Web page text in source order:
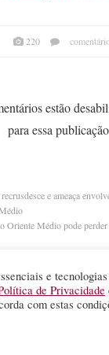
220
estão
para essa publicação
e ameaça
Oriente Médio pode
. Todos os
e tecnologias
de Privacidade
com estas